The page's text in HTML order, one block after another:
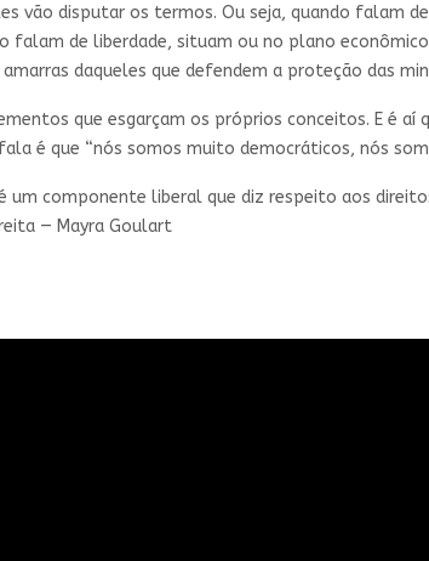
vão disputar os termos. Ou seja, quando falam
falam de liberdade, situam ou no plano
daqueles que defendem a proteção das
que esgarçam os próprios conceitos. E é aí
é que “nós somos muito democráticos, nós
componente liberal que diz respeito aos
— Mayra Goulart